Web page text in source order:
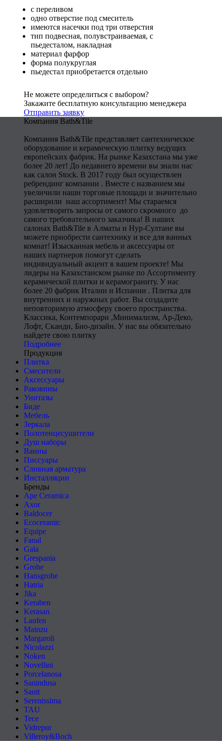
с переливом
одно отверстие под смеситель
имеются насечки под три отверстия
тип подвесная, полувстраиваемая, с
пьедесталом, накладная
материал фарфор
форма полукруглая
пьедестал приобретается отдельно
Не можете определиться с выбором?
Закажите бесплатную консультацию менеджера
Отправить заявку
Компания Bath&Tile
Компания Bath&Tile представляет сантехническое
оборудование и керамическую плитку ведущих
европейских фабрик. На рынке Казахстана мы уже
более 20 лет! До недавнего времени вы знали нас
как салон Stock. В 2017 году был осуществлен
ребрендинг компании . Вместе с названием мы
увеличили наши торговые площади и значительно
расширили наш ассортимент! Мы стараемся
удовлетворить запросы от самого скромного до
самого требовательного заказчика! В наших
салонах Bath&Tile в Алматы и Нур-Султане вы
можете приобрести сантехнику и все для ванных
комнат! Изысканная мебель и аксессуары от
наших партнеров помогут сделать
индивидуальный акцент в вашем проекте! Мы
лидеры на Казахстанском рынке по Ассортименту
керамической плитки и керамограниту. У нас
более 20 фабрик Италии и Испании . Плитка для
внутренних и наружных работ. Вы создадите
неповторимую атмосферу своего пространства.
Классика, Контемпорари ,Минимализм, Ар-Деко,
Лофт, Сканди, Био-дизайн. У нас вы обязательно
найдете свою плитку
Подробнее
Продукция
Плитка
Смесители
Аксессуары
Раковины
Унитазы
Биде
Мебель
Зеркала
Полотенцесушители
Душ наборы
Ванны
Писсуары
Сливная арматура
Инсталляции
Бренды
Ape Ceramica
Axor
Baldocer
Ecoceramic
Equipe
Fanal
Gala
Grespania
Grohe
Hansgrohe
Hatria
Jika
Keraben
Kerasan
Laufen
Mainzu
Margaroli
Nicolazzi
Noken
Novellini
Porcelanosa
Sanindusa
Sanit
Serenissima
TAU
Tece
Vidrepur
Villeroy&Boch